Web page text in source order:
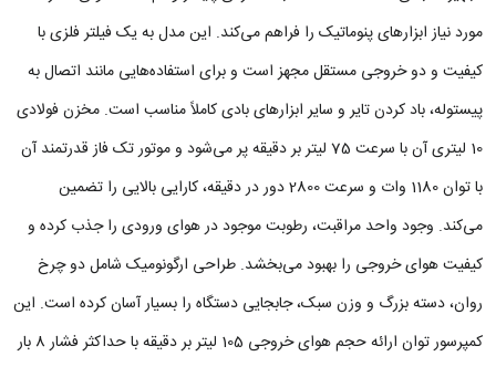
مورد نیاز ابزارهای پنوماتیک را فراهم می‌کند. این مدل به یک فیلتر فلزی با
کیفیت و دو خروجی مستقل مجهز است و برای استفاده‌هایی مانند اتصال به
پیستوله، باد کردن تایر و سایر ابزارهای بادی کاملاً مناسب است. مخزن فولادی
10 لیتری آن با سرعت 75 لیتر بر دقیقه پر می‌شود و موتور تک‌ فاز قدرتمند آن
با توان 1180 وات و سرعت 2800 دور در دقیقه، کارایی بالایی را تضمین
می‌کند. وجود واحد مراقبت، رطوبت موجود در هوای ورودی را جذب کرده و
کیفیت هوای خروجی را بهبود می‌بخشد. طراحی ارگونومیک شامل دو چرخ
روان، دسته بزرگ و وزن سبک، جابجایی دستگاه را بسیار آسان کرده است. این
کمپرسور توان ارائه حجم هوای خروجی 105 لیتر بر دقیقه با حداکثر فشار 8 بار